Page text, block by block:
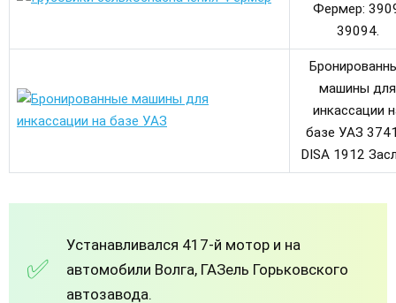
Фермер:
39094.
машины для
инкассации
базе УАЗ
DISA 1912
Устанавливался 417-й мотор и на
автомобили Волга, ГАЗель Горьковского
автозавода.